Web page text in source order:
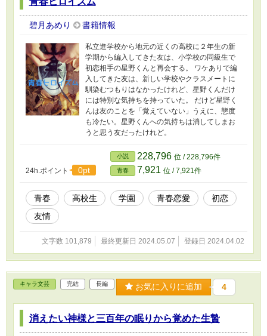
碧月あめり 書籍情報
私立進学校から地元の近くの高校に２年生の新
学期から編入してきた友は、小学校の同級生で
初恋相手の星野くんと再会する。 ワケありで編
入してきた友は、新しい学校やクラスメートに
馴染むつもりはなかったけれど、星野くんだけ
には特別な気持ちを持っていた。 だけど星野く
んは友のことを「覚えていない」うえに、態度
も冷たい。星野くんへの気持ちは消してしまお
うと思う友だったけれど。
24h.ポイント 0pt
小説 228,796 位 / 228,796件
青春 7,921 位 / 7,921件
青春 高校生 学園 青春恋愛
初恋
友情
文字数 101,879 最終更新日 2024.05.07 登録日 2024.04.02
キャラ文芸 完結 長編 お気に入りに追加 4
消えたい神様と三百年の眠りから覚めた生贄